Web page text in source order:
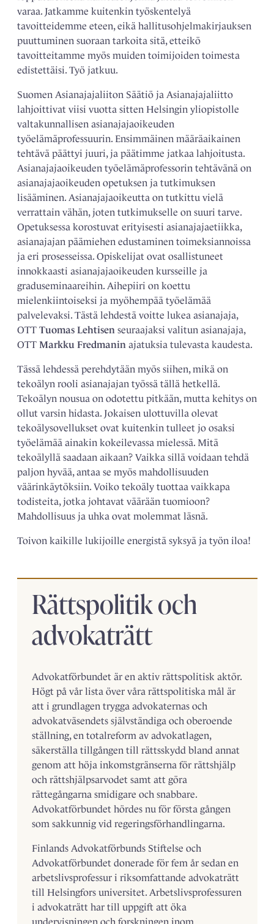
varaa. Jatkamme kuitenkin työskentelyä
tavoitteidemme eteen, eikä hallitusohjelmakirjauksen
puuttuminen suoraan tarkoita sitä, etteikö
tavoitteitamme myös muiden toimijoiden toimesta
edistettäisi. Työ jatkuu.
Suomen Asianajajaliiton Säätiö ja Asianajajaliitto
lahjoittivat viisi vuotta sitten Helsingin yliopistolle
valtakunnallisen asianajajaoikeuden
työelämäprofessuurin. Ensimmäinen määräaikainen
tehtävä päättyi juuri, ja päätimme jatkaa lahjoitusta.
Asianajajaoikeuden työelämäprofessorin tehtävänä on
asianajajaoikeuden opetuksen ja tutkimuksen
lisääminen. Asianajajaoikeutta on tutkittu vielä
verrattain vähän, joten tutkimukselle on suuri tarve.
Opetuksessa korostuvat erityisesti asianajajaetiikka,
asianajajan päämiehen edustaminen toimeksiannoissa
ja eri prosesseissa. Opiskelijat ovat osallistuneet
innokkaasti asianajajaoikeuden kursseille ja
graduseminaareihin. Aihepiiri on koettu
mielenkiintoiseksi ja myöhempää työelämää
palvelevaksi. Tästä lehdestä voitte lukea asianajaja,
OTT Tuomas Lehtisen seuraajaksi valitun asianajaja,
OTT Markku Fredmanin ajatuksia tulevasta kaudesta.
Tässä lehdessä perehdytään myös siihen, mikä on
tekoälyn rooli asianajajan työssä tällä hetkellä.
Tekoälyn nousua on odotettu pitkään, mutta kehitys on
ollut varsin hidasta. Jokaisen ulottuvilla olevat
tekoälysovellukset ovat kuitenkin tulleet jo osaksi
työelämää ainakin kokeilevassa mielessä. Mitä
tekoälyllä saadaan aikaan? Vaikka sillä voidaan tehdä
paljon hyvää, antaa se myös mahdollisuuden
väärinkäytöksiin. Voiko tekoäly tuottaa vaikkapa
todisteita, jotka johtavat väärään tuomioon?
Mahdollisuus ja uhka ovat molemmat läsnä.
Toivon kaikille lukijoille energistä syksyä ja työn iloa!
Rättspolitik och
advokaträtt
Advokatförbundet är en aktiv rättspolitisk aktör.
Högt på vår lista över våra rättspolitiska mål är
att i grundlagen trygga advokaternas och
advokatväsendets självständiga och oberoende
ställning, en totalreform av advokatlagen,
säkerställa tillgången till rättsskydd bland annat
genom att höja inkomstgränserna för rättshjälp
och rättshjälpsarvodet samt att göra
rättegångarna smidigare och snabbare.
Advokatförbundet hördes nu för första gången
som sakkunnig vid regeringsförhandlingarna.
Finlands Advokatförbunds Stiftelse och
Advokatförbundet donerade för fem år sedan en
arbetslivsprofessur i riksomfattande advokaträtt
till Helsingfors universitet. Arbetslivsprofessuren
i advokaträtt har till uppgift att öka
undervisningen och forskningen inom